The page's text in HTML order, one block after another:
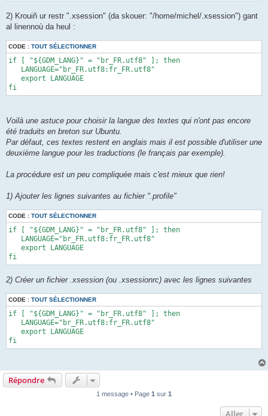
2) Krouiñ ur restr ".xsession" (da skouer: "/home/michel/.xsession") gant
al linennoù da heul :
CODE : TOUT SÉLECTIONNER
if [ "${GDM_LANG}" = "br_FR.utf8" ]; then
   LANGUAGE="br_FR.utf8:fr_FR.utf8"
   export LANGUAGE
fi
Voilà une astuce pour choisir la langue des textes qui n'ont pas encore
été traduits en breton sur Ubuntu.
Par défaut, ces textes restent en anglais mais il est possible d'utiliser une
deuxième langue pour les traductions (le français par exemple).
La procédure est un peu compliquée mais c'est mieux que rien!
1) Ajouter les lignes suivantes au fichier ".profile"
CODE : TOUT SÉLECTIONNER
if [ "${GDM_LANG}" = "br_FR.utf8" ]; then
   LANGUAGE="br_FR.utf8:fr_FR.utf8"
   export LANGUAGE
fi
2) Créer un fichier .xsession (ou .xsessionrc) avec les lignes suivantes
CODE : TOUT SÉLECTIONNER
if [ "${GDM_LANG}" = "br_FR.utf8" ]; then
   LANGUAGE="br_FR.utf8:fr_FR.utf8"
   export LANGUAGE
fi
Répondre
1 message • Page 1 sur 1